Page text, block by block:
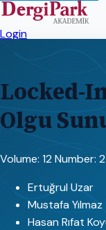
Login
Locked-
Olgu
Volume: 12 Number: 2
Ertuğrul Uzar
Mustafa Yılmaz
Hasan Rıfat